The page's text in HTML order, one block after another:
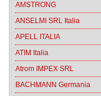
AMSTRONG
ANSELMI SRL Italia
APELL ITALIA
ATIM Italia
Atrom IMPEX SRL
BACHMANN Germania